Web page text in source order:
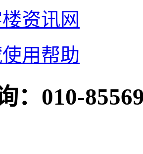
资讯网
使用帮助
： 010-